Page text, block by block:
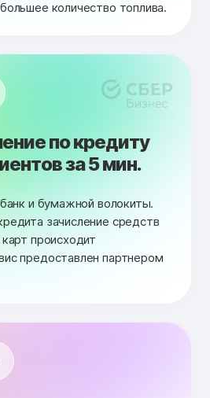
количество топлива.
по кредиту
за 5 мин.
и бумажной волокиты.
зачисление средств
происходит
предоставлен партнером